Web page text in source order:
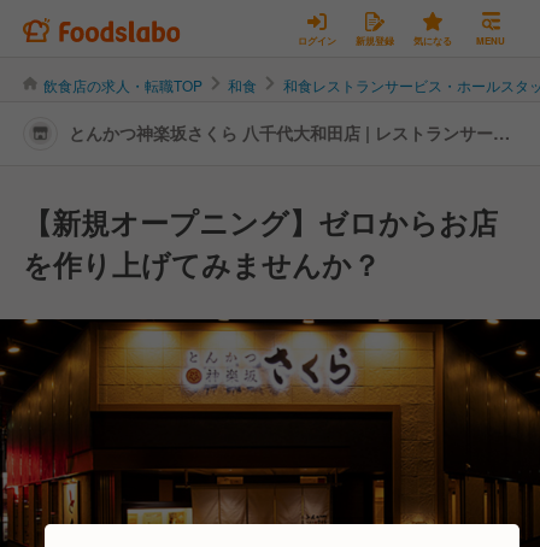
ログイン 新規登録 気になる MENU
飲食店の求人・転職TOP 和食 和食レストランサービス・ホールスタ
とんかつ神楽坂さくら 八千代大和田店 | レストランサービ
【新規オープニング】ゼロからお店
を作り上げてみませんか？